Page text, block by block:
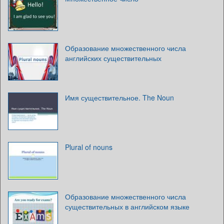
Образование множественного числа
английских существительных
Имя существительное. The Noun
Plural of nouns
Образование множественного числа
существительных в английском языке